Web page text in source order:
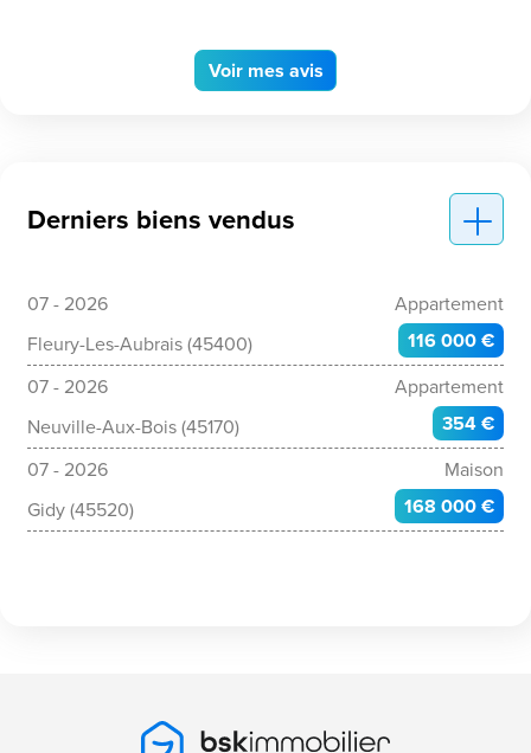
Voir mes avis
Derniers biens vendus
07 - 2026
Appartement
Fleury-Les-Aubrais (45400)
116 000 €
07 - 2026
Appartement
Neuville-Aux-Bois (45170)
354 €
07 - 2026
Maison
Gidy (45520)
168 000 €